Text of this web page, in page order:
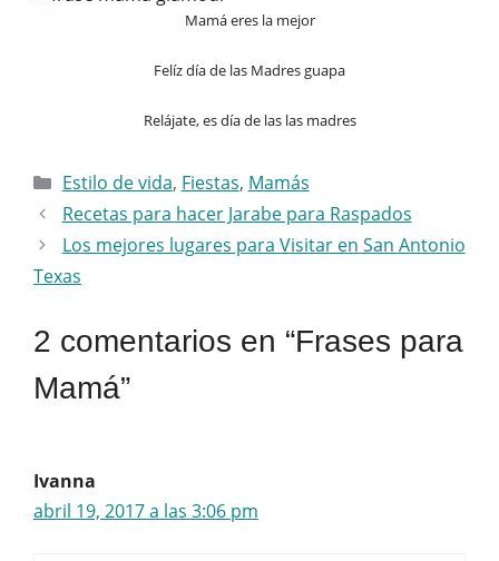
Mamá eres la mejor
Felíz día de las Madres guapa
Relájate, es día de las las madres
Categorías
Estilo de vida, Fiestas, Mamás
Recetas para hacer Jarabe para Raspados
Los mejores lugares para Visitar en San Antonio
Texas
2 comentarios en “Frases para
Mamá”
Ivanna
abril 19, 2017 a las 3:06 pm